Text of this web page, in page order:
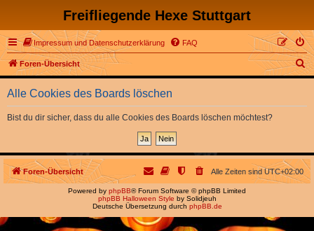
Freifliegende Hexe Stuttgart
Impressum und Datenschutzerklärung FAQ
Foren-Übersicht
S
u
Alle Cookies des Boards löschen
Bist du dir sicher, dass du alle Cookies des Boards löschen möchtest?
Foren-Übersicht Alle Zeiten sindUTC+02:00
Powered by phpBB® Forum Software © phpBB Limited
phpBB Halloween Style by Solidjeuh
Deutsche Übersetzung durch phpBB.de